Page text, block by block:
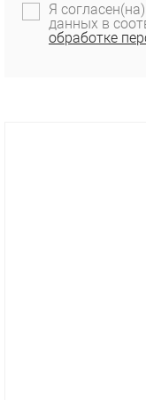
Я
данных в
обработке